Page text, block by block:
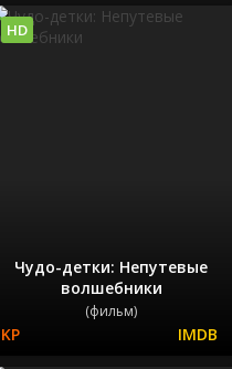
Чудо-детки: Непутевые
волшебники
(фильм)
HD